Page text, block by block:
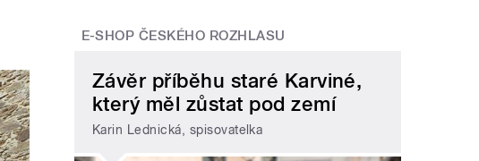
E-SHOP ČESKÉHO ROZHLASU
Závěr příběhu staré Karviné,
který měl zůstat pod zemí
Karin Lednická, spisovatelka